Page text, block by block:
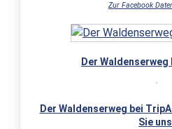
Zur Facebook
Der
Der Waldenserweg bei
Sie